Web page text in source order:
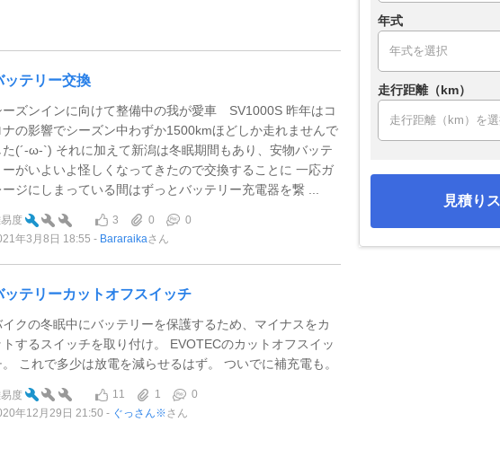
ッテリー交換
ーズンインに向けて整備中の我が愛車 SV1000S 昨年はコ
ナの影響でシーズン中わずか1500kmほどしか走れませんで
た(´-ω-`) それに加えて新潟は冬眠期間もあり、安物バッテ
ーがいよいよ怪しくなってきたので交換することに 一応ガ
ージにしまっている間はずっとバッテリー充電器を繋 ...
度 3 0
0
年3月8日 18:55
Bararaikaさん
ッテリーカットオフスイッチ
イクの冬眠中にバッテリーを保護するため、マイナスをカ
トするスイッチを取り付け。 EVOTECのカットオフスイッ
。 これで多少は放電を減らせるはず。 ついでに補充電も。
度 11 1
0
年12月29日 21:50
ぐっさん※さん
年式
走行距離（km）
見積り